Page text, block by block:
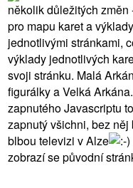
několik důležitých
pro mapu karet a
jednotlivými stránkami,
výklady jednotlivých
svoji stránku. Malá
figurálky a Velká Arkána.
zapnutého Javascriptu
zapnutý všichni, bez
blbou televizi v Alze
zobrazí se původní